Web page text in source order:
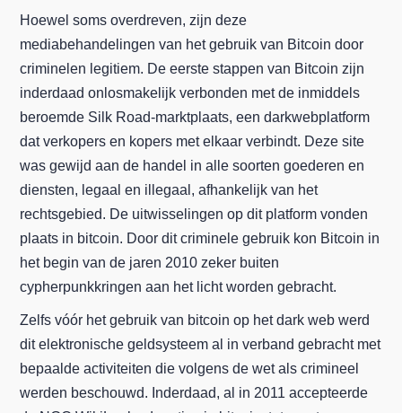
Hoewel soms overdreven, zijn deze
mediabehandelingen van het gebruik van Bitcoin door
criminelen legitiem. De eerste stappen van Bitcoin zijn
inderdaad onlosmakelijk verbonden met de inmiddels
beroemde Silk Road-marktplaats, een darkwebplatform
dat verkopers en kopers met elkaar verbindt. Deze site
was gewijd aan de handel in alle soorten goederen en
diensten, legaal en illegaal, afhankelijk van het
rechtsgebied. De uitwisselingen op dit platform vonden
plaats in bitcoin. Door dit criminele gebruik kon Bitcoin in
het begin van de jaren 2010 zeker buiten
cypherpunkkringen aan het licht worden gebracht.
Zelfs vóór het gebruik van bitcoin op het dark web werd
dit elektronische geldsysteem al in verband gebracht met
bepaalde activiteiten die volgens de wet als crimineel
werden beschouwd. Inderdaad, al in 2011 accepteerde